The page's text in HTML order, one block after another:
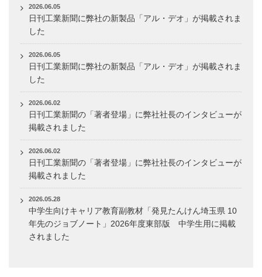
2026.06.05
日刊工業新聞に弊社の新製品「アル・デオ」が掲載されま
した
2026.06.05
日刊工業新聞に弊社の新製品「アル・デオ」が掲載されま
した
2026.06.02
日刊工業新聞の「著者登場」に弊社社長のインタビューが
掲載されました
2026.06.02
日刊工業新聞の「著者登場」に弊社社長のインタビューが
掲載されました
2026.05.28
中学生向けキャリア教育副教材「発見たんけん埼玉県 10
年先のジョブノート」2026年度東部版 中学生用に掲載
されました